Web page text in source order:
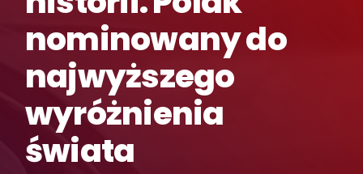
nominowany do
najwyższego
wyróżnienia
świata